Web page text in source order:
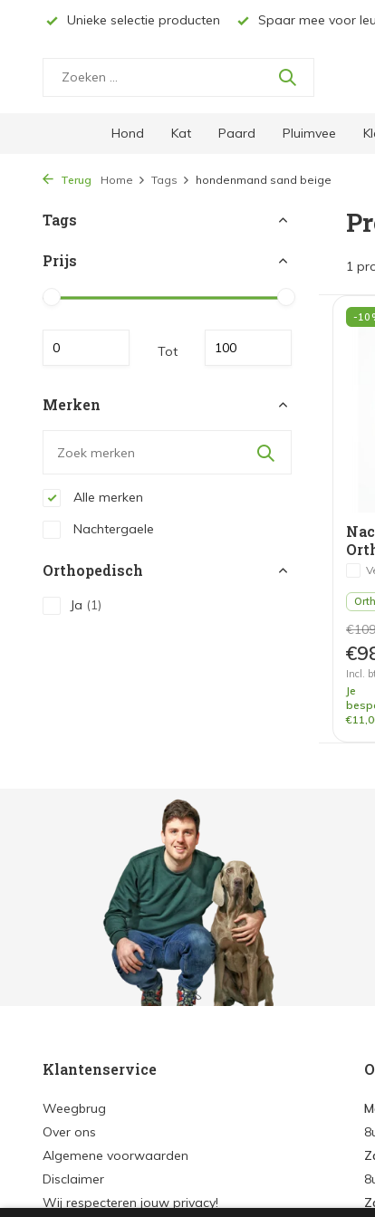
producten Spaar mee voor leuke kortingen
Hond Kat Paard Pluimvee
Terug Home Tags hondenmand sand beige
Tags
Prijs
Tot
Merken
Alle merken
Nachtergaele
Orthopedisch
Ja (1)
1
-
Incl.
Je
Klantenservice
Weegbrug
Over ons
Algemene voorwaarden
Disclaimer
Wij respecteren jouw privacy!